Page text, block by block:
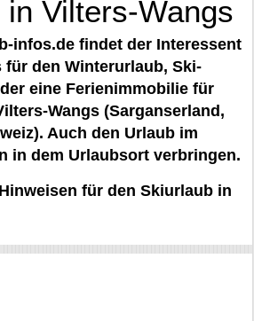
Vilters-Wangs
infos.de findet der Interessent
für den Winterurlaub, Ski-
eine Ferienimmobilie für
Wangs (Sarganserland,
Auch den Urlaub im
in dem Urlaubsort verbringen.
für den Skiurlaub in